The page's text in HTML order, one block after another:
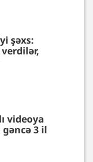
şəxs:
videoya
gəncə 3 il